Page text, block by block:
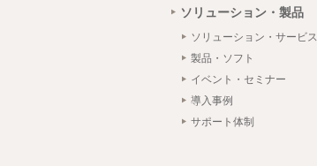
ソリューション・製品
ソリューション・サービス
製品・ソフト
イベント・セミナー
導入事例
サポート体制